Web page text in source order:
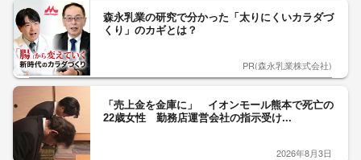
森永乳業の研究で分かった「太りにくいカラダづ
くり」のカギとは？
PR(森永乳業株式会社)
「売上金を金庫に」 イオンモール熊本で死亡の
22歳女性 勤務店運営会社の指示受け...
2026年8月3日